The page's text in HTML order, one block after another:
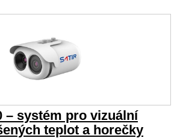
– systém pro vizuální
teplot a horečky